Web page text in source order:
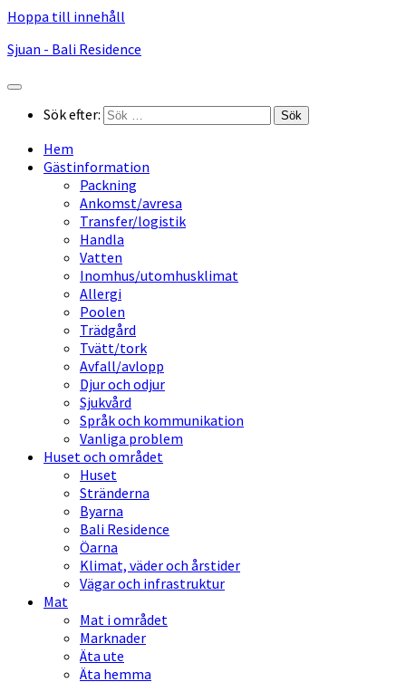
Hoppa till innehåll
Sjuan - Bali Residence
Sök efter:
Hem
Gästinformation
Packning
Ankomst/avresa
Transfer/logistik
Handla
Vatten
Inomhus/utomhusklimat
Allergi
Poolen
Trädgård
Tvätt/tork
Avfall/avlopp
Djur och odjur
Sjukvård
Språk och kommunikation
Vanliga problem
Huset och området
Huset
Stränderna
Byarna
Bali Residence
Öarna
Klimat, väder och årstider
Vägar och infrastruktur
Mat
Mat i området
Marknader
Äta ute
Äta hemma